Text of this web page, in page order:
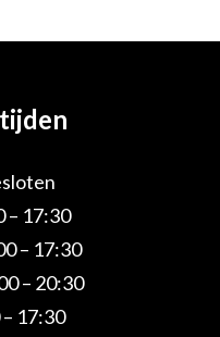
– 17:30
– 17:30
– 20:30
17:30